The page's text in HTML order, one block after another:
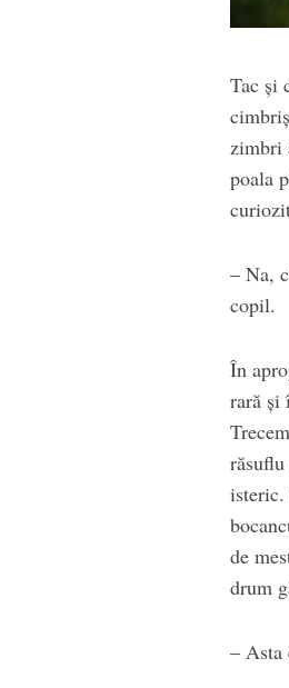
Tac și
zimbri
poala
– Na,
copil.
În
rară și
isteric.
de
drum
– Asta